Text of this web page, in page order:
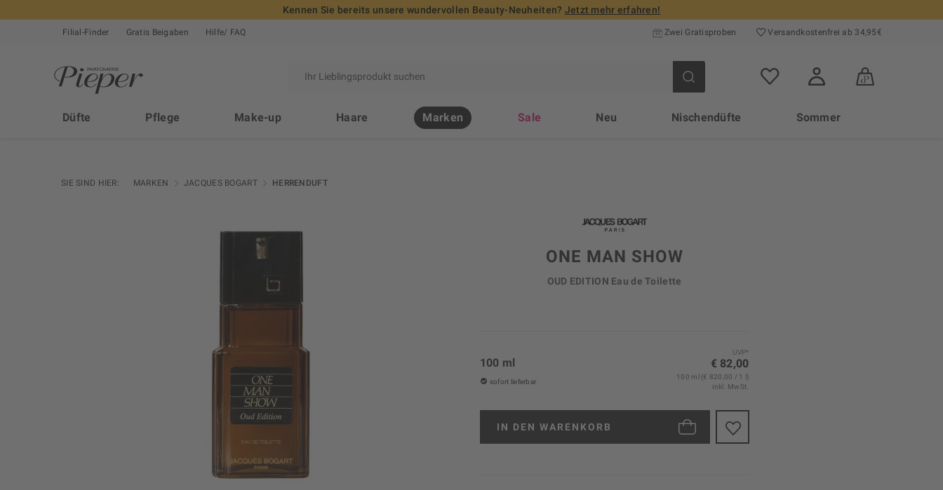
Kennen Sie bereits unsere wundervollen Beauty-Neuheiten? Jetzt mehr erfahren!
Filial-Finder Gratis Beigaben Hilfe/ FAQ Zwei Gratisproben Versand­kosten­frei ab 34,95€
Düfte Pflege Make-up Haare Marken Sale Neu Nischendüfte Sommer
SIE SIND HIER: MARKEN JACQUES BOGART HERRENDUFT
ONE MAN SHOW
OUD EDITION Eau de Toilette
UVP*
€ 82,00
100 ml
sofort lieferbar
100 ml (€ 820,00 / 1 l)
inkl. MwSt.
IN DEN WARENKORB